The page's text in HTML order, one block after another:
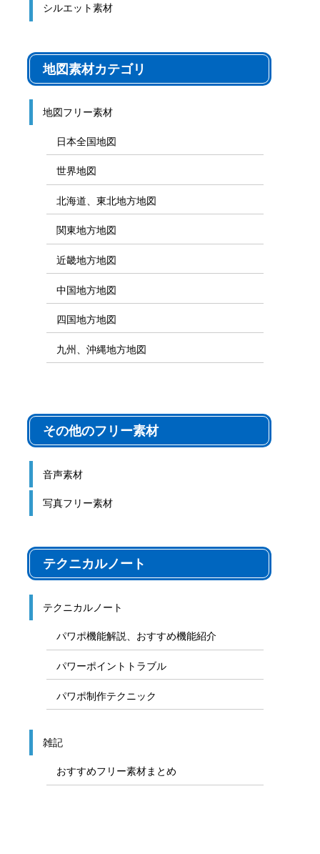
シルエット素材
地図素材カテゴリ
地図フリー素材
日本全国地図
世界地図
北海道、東北地方地図
関東地方地図
近畿地方地図
中国地方地図
四国地方地図
九州、沖縄地方地図
その他のフリー素材
音声素材
写真フリー素材
テクニカルノート
テクニカルノート
パワポ機能解説、おすすめ機能紹介
パワーポイントトラブル
パワポ制作テクニック
雑記
おすすめフリー素材まとめ